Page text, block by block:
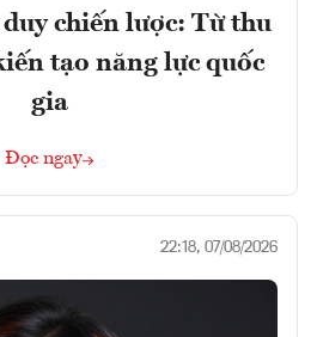
chiến lược: Từ thu
tạo năng lực quốc
gia
Đọc ngay
22:18, 07/08/2026